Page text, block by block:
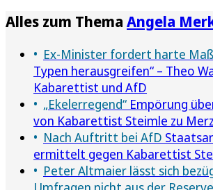
Alles zum Thema Angela
Ex-Minister fordert harte
Typen herausgreifen“ – Theo
Kabarettist und AfD
„Ekelerregend“ Empörung
von Kabarettist Steimle zu Merz
Nach Auftritt bei AfD
ermittelt gegen Kabarettist
Peter Altmaier lässt sich